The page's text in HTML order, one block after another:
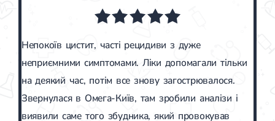
Непокоїв цистит, часті рецидиви з дуже
неприємними симптомами. Ліки допомагали тільки
на деякий час, потім все знову загострювалося.
Звернулася в Омега-Київ, там зробили аналізи і
виявили саме того збудника, який провокував